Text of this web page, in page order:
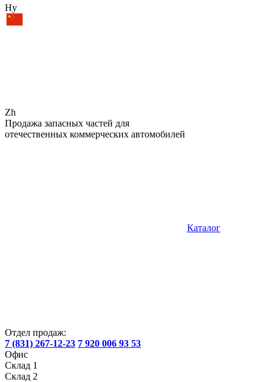
Hy
Zh
Продажа запасных частей для
отечественных коммерческих автомобилей
Каталог
Отдел продаж:
7 (831) 267-12-23 7 920 006 93 53
Офис
Склад 1
Склад 2